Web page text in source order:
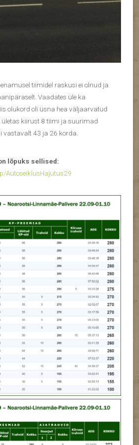
tiimidel raskusi ei olnud ja
Vaadates üle ka
olukord oli üsna hea väljaarvatud
ületas kiirust 8 tiimi ja suurimad
vastavalt 43 ja 26 korda.
lõpuks sellised:
AutoseiklusHajutus29